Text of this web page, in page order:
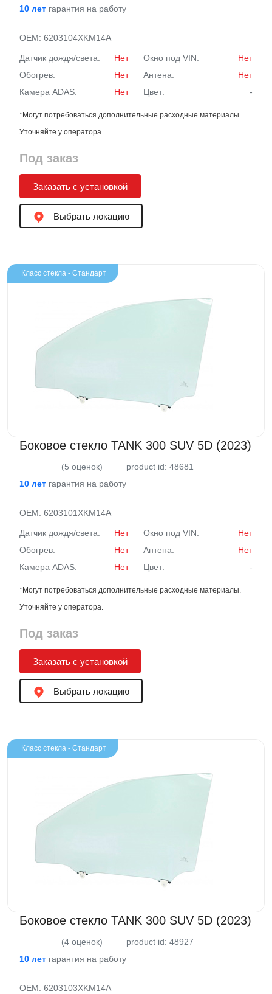
10 лет гарантия на работу
OEM: 6203104XKM14A
Датчик дождя/света: Нет Окно под VIN:
Нет
Обогрев:
Нет Антена:
Нет
Камера ADAS:
Нет Цвет: -
*Могут потребоваться дополнительные расходные материалы.
Уточняйте у оператора.
Под заказ
Заказать с установкой
Выбрать локацию
Класс стекла - Стандарт
Боковое стекло TANK 300 SUV 5D (2023)
(5 оценок)
product id: 48681
10 лет гарантия на работу
OEM: 6203101XKM14A
Датчик дождя/света: Нет Окно под VIN:
Нет
Обогрев:
Нет Антена:
Нет
Камера ADAS:
Нет Цвет: -
*Могут потребоваться дополнительные расходные материалы.
Уточняйте у оператора.
Под заказ
Заказать с установкой
Выбрать локацию
Класс стекла - Стандарт
Боковое стекло TANK 300 SUV 5D (2023)
(4 оценок)
product id: 48927
10 лет гарантия на работу
OEM: 6203103XKM14A